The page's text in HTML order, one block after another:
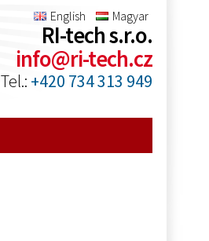
English Magyar
RI-tech s.r.o.
info@ri-tech.cz
Tel.: +420 734 313 949